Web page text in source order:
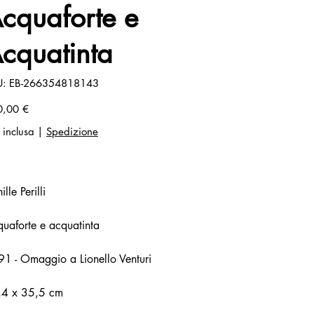
e
SKU
EB-
EB-266354818143
€
inclusa | Spedizione
Perilli
e acquatinta
- Omaggio a Lionello Venturi
x 35,5 cm